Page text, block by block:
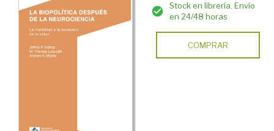
Stock en librería. Envío
en 24/48 horas
COMPRAR